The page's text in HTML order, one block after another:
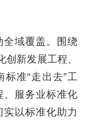
域覆盖。围绕
创新发展工程、
准“走出去”工
、服务业标准化
以标准化助力